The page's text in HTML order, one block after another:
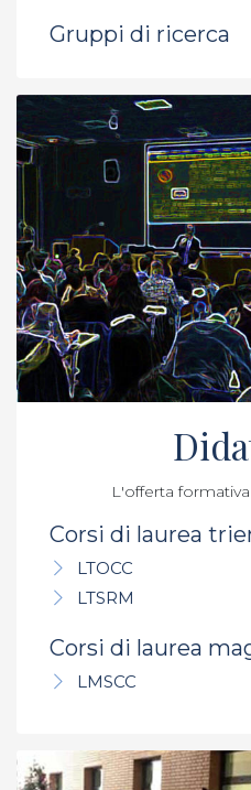
Gruppi di ricerca
L'offerta
Corsi di laurea
LTOCC
LTSRM
Corsi di laurea
LMSCC